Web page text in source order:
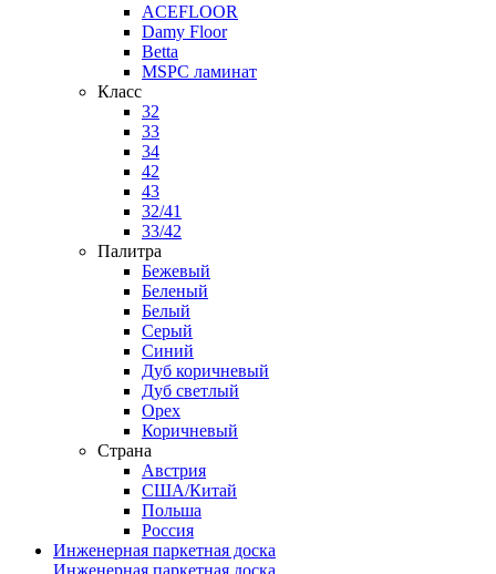
ACEFLOOR
Damy Floor
Betta
MSPC ламинат
Класс
32
33
34
42
43
32/41
33/42
Палитра
Бежевый
Беленый
Белый
Серый
Синий
Дуб коричневый
Дуб светлый
Орех
Коричневый
Страна
Австрия
США/Китай
Польша
Россия
Инженерная паркетная доска
Инженерная паркетная доска